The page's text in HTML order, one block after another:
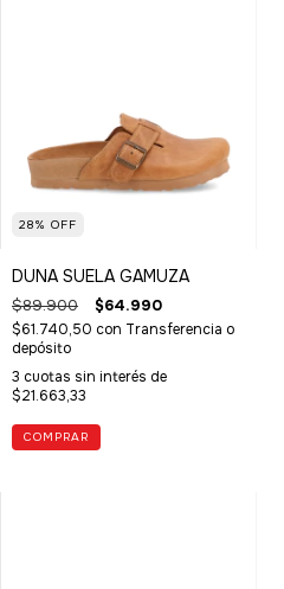
28% OFF
DUNA SUELA GAMUZA
$89.900 $64.990
$61.740,50 con Transferencia o
depósito
3 cuotas sin interés de
$21.663,33
COMPRAR